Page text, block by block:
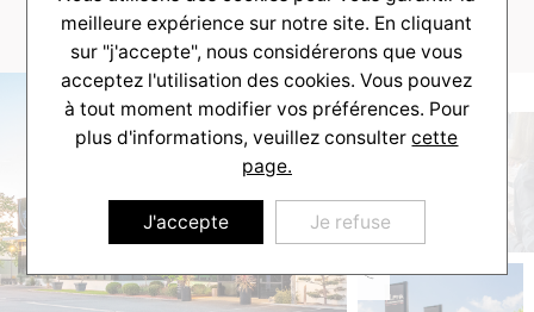
meilleure expérience sur notre site. En cliquant
sur "j'accepte", nous considérerons que vous
acceptez l'utilisation des cookies. Vous pouvez
à tout moment modifier vos préférences. Pour
plus d'informations, veuillez consultercette
page.
J'accepte Je refuse